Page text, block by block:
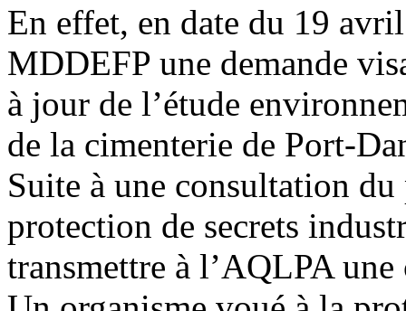
En effet, en date du 19
MDDEFP une demande
à jour de l’étude
de la cimenterie de Port-
Suite à une consultation
protection de secrets
transmettre à l’AQLPA